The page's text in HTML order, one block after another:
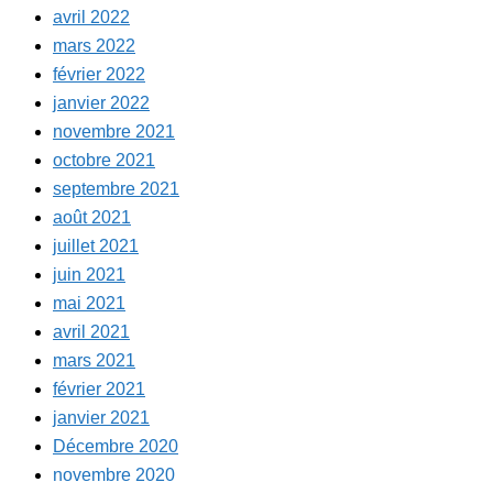
avril 2022
mars 2022
février 2022
janvier 2022
novembre 2021
octobre 2021
septembre 2021
août 2021
juillet 2021
juin 2021
mai 2021
avril 2021
mars 2021
février 2021
janvier 2021
Décembre 2020
novembre 2020